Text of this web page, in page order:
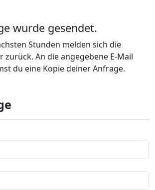
wurde gesendet.
Stunden melden sich die
zurück. An die angegebene E-Mail
du eine Kopie deiner Anfrage.